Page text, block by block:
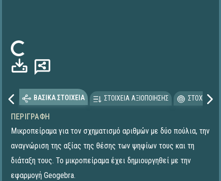
Φόρτωση...
ΒΑΣΙΚΑ ΣΤΟΙΧΕΙΑ ΣΤΟΙΧΕΙΑ ΑΞΙΟΠΟΙΗΣΗΣ
ΠΕΡΙΓΡΑΦΉ
Μικροπείραμα για τον σχηματισμό αριθμών με δύο πούλια, την
αναγνώριση της αξίας της θέσης των ψηφίων τους και τη
διάταξη τους. Το μικροπείραμα έχει δημιουργηθεί με την
εφαρμογή Geogebra.